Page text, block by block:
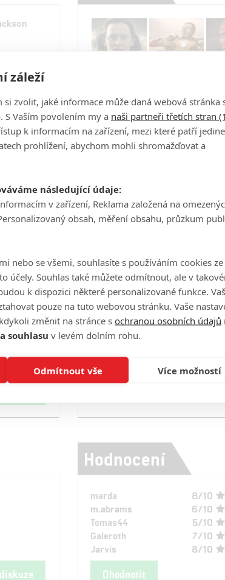
Počet obrázků: 132
Videa
Počet videií: 0
Hodnocení
marda
8/10
m.abrams
6/10
Tomas44
5/10
Galeroth
7/10
Jarvis
8/10
Ohodnotit
záleží
si zvolit, jaké informace může daná webová stránka
Vaším povolením my a naši partneři třetích stran
k informacím na zařízení, mezi které patří
prohlížení, abychom mohli shromažďovat a
následující údaje:
v zařízení, Reklama založená na
obsah, měření obsahu, průzkum
nebo se všemi, souhlasíte s používáním cookies ze
účely. Souhlas také můžete odmítnout, ale v
k dispozici některé personalizované funkce.
pouze na tuto webovou stránku. Vaše
změnit na stránce sochranou osobních údajů
souhlasu v levém dolním rohu.
Odmítnout vše Více možností